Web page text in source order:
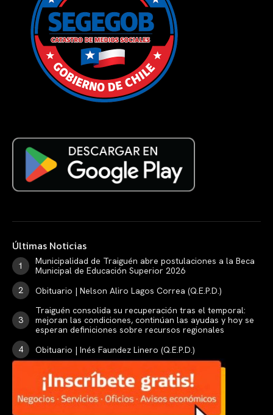
Últimas Noticias
Municipalidad de Traiguén abre postulaciones a la Beca
Municipal de Educación Superior 2026
Obituario | Nelson Aliro Lagos Correa (Q.E.P.D.)
Traiguén consolida su recuperación tras el temporal:
mejoran las condiciones, continúan las ayudas y hoy se
esperan definiciones sobre recursos regionales
Obituario | Inés Faundez Linero (Q.E.P.D.)